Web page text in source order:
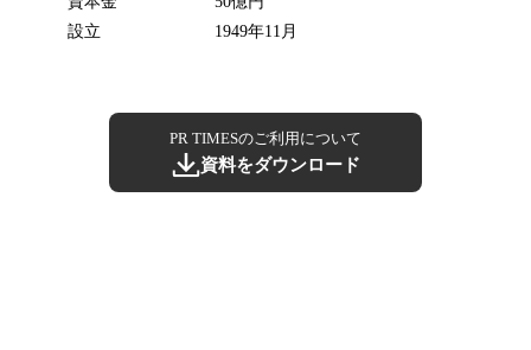
設立
1949年11月
PR TIMESのご利用について
資料をダウンロード